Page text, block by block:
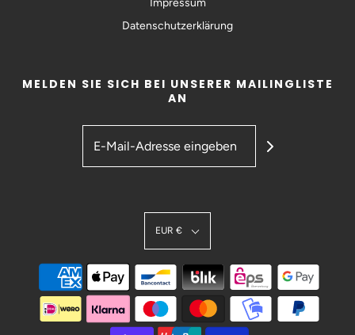
Impressum
Datenschutzerklärung
MELDEN SIE SICH BEI UNSERER MAILINGLISTE
AN
EUR €